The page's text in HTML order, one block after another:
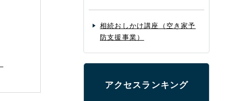
相続おしかけ講座（空き家予
防支援事業）
アクセスランキング